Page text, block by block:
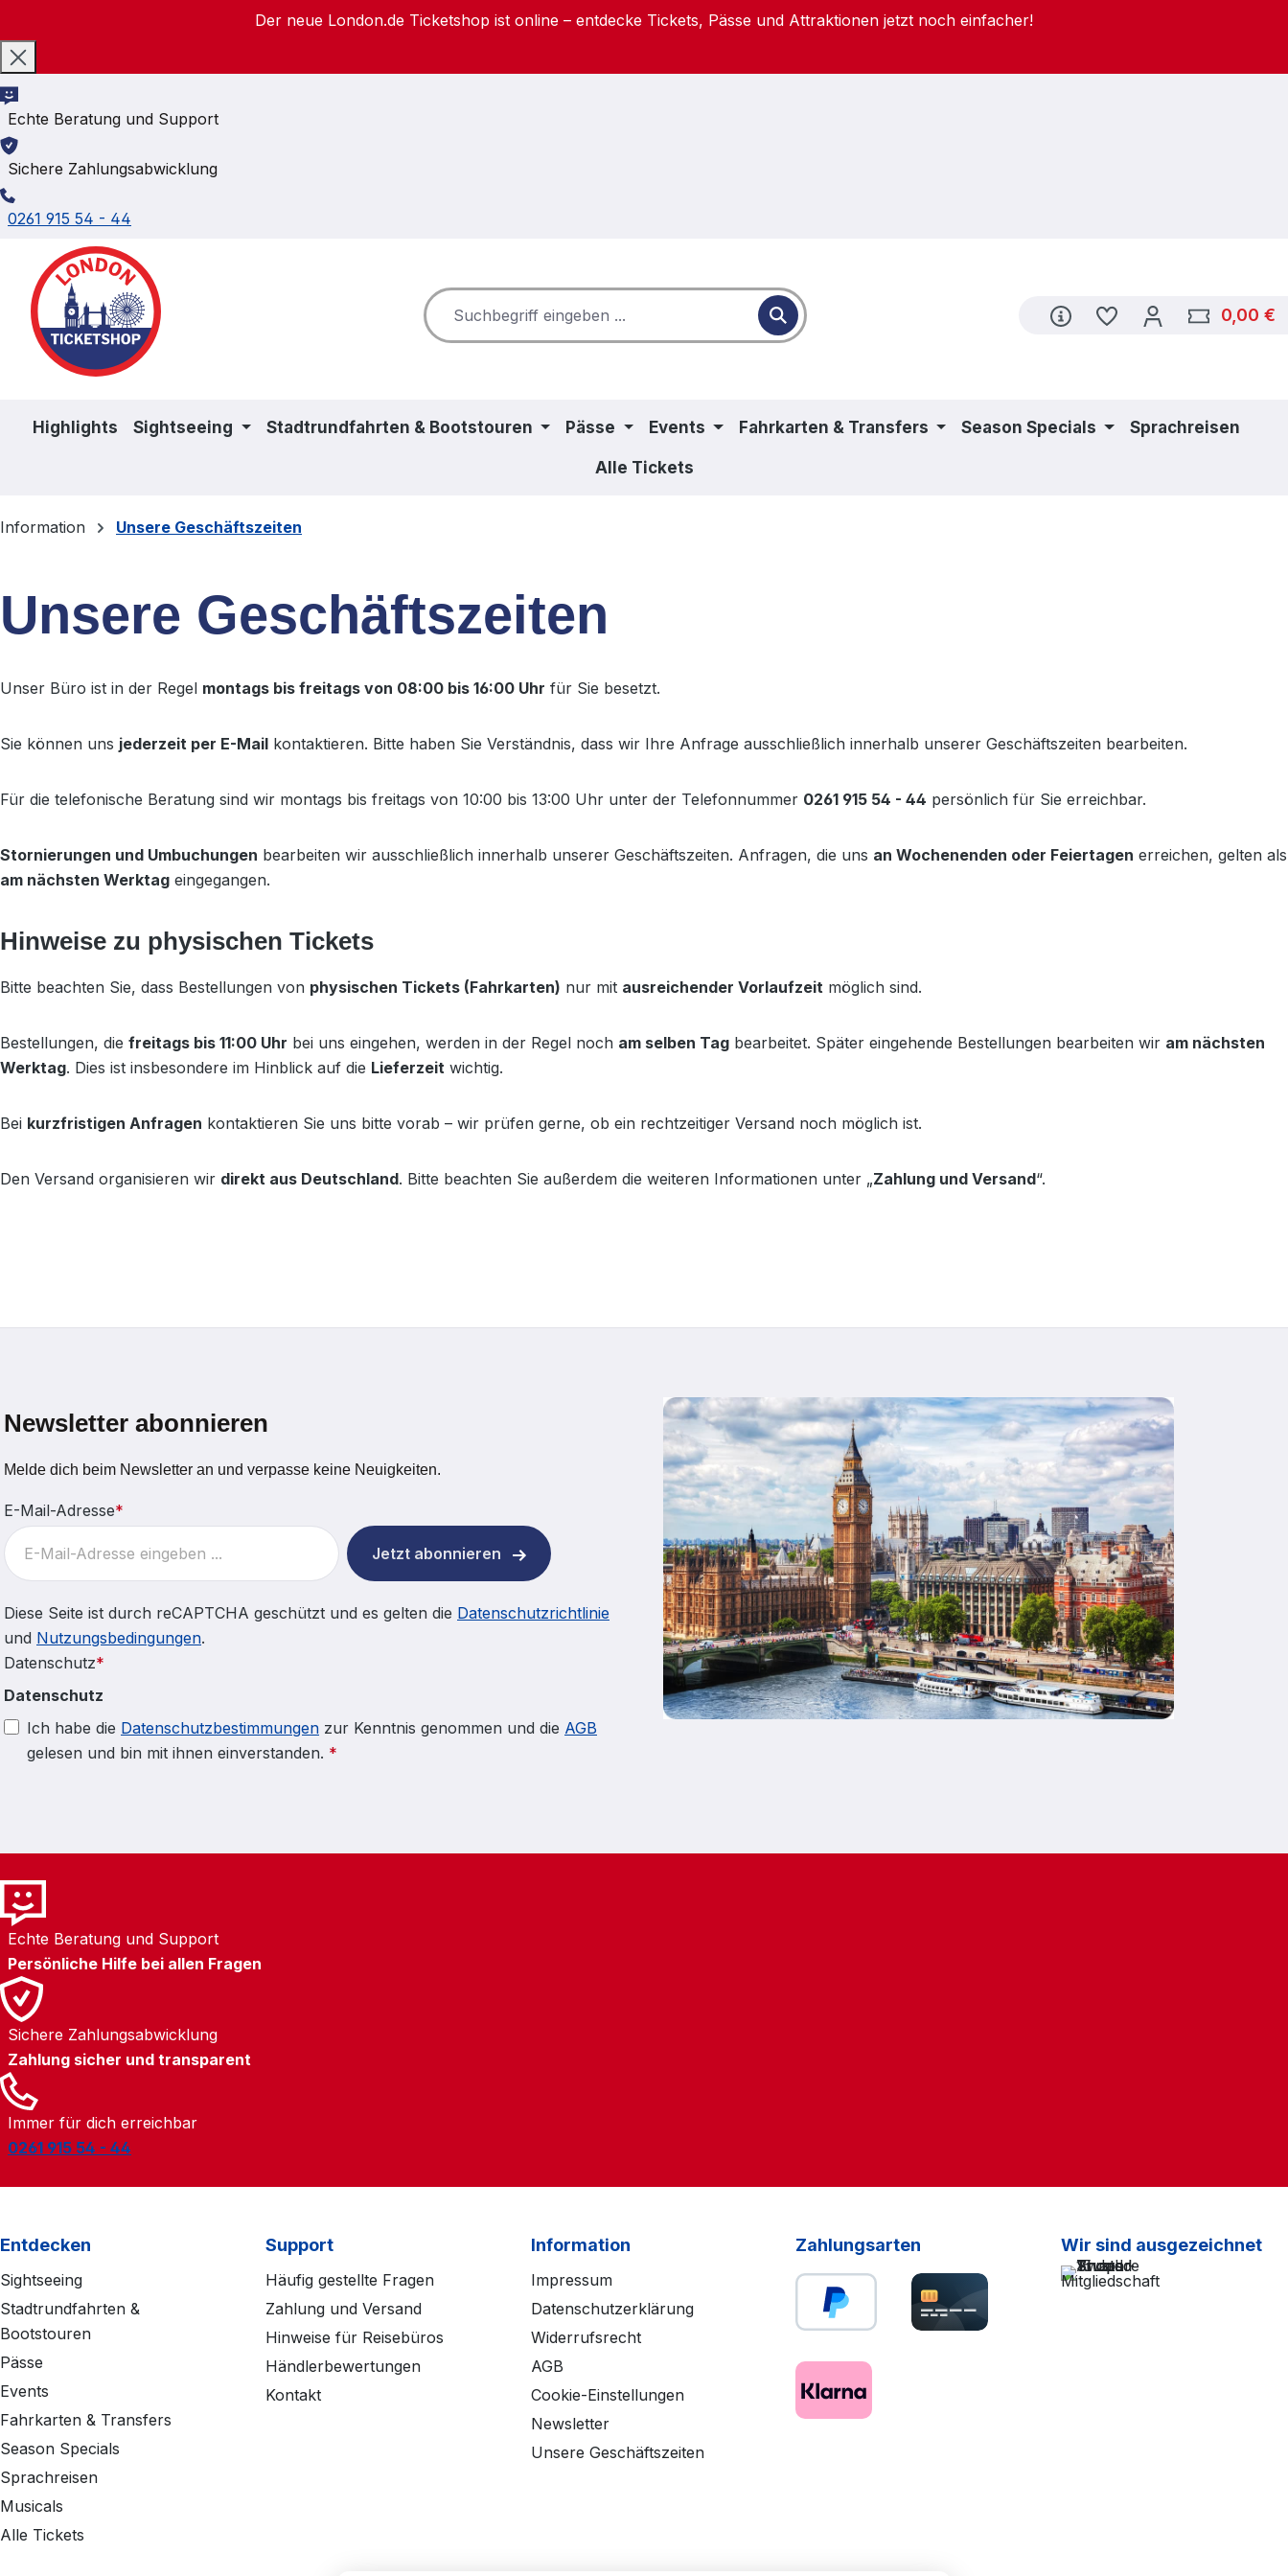
Der neue London.de Ticketshop ist online – entdecke Tickets, Pässe und Attraktionen jetzt noch einfacher!
Echte Beratung und Support
Sichere Zahlungsabwicklung
0261 915 54 - 44
Du hast 0 Produkte
0,00 €
Highlights Sightseeing Stadtrundfahrten & Bootstouren Pässe Events Fahrkarten & Transfers Season Specials Sprachreisen
Alle Tickets
Information Unsere Geschäftszeiten
Unsere Geschäftszeiten
Unser Büro ist in der Regel montags bis freitags von 08:00 bis 16:00 Uhr für Sie besetzt.
Sie können uns jederzeit per E-Mail kontaktieren. Bitte haben Sie Verständnis, dass wir Ihre Anfrage ausschließlich innerhalb unserer Geschäftszeiten bearbeiten.
Für die telefonische Beratung sind wir montags bis freitags von 10:00 bis 13:00 Uhr unter der Telefonnummer 0261 915 54 - 44 persönlich für Sie erreichbar.
Stornierungen und Umbuchungen bearbeiten wir ausschließlich innerhalb unserer Geschäftszeiten. Anfragen, die uns an Wochenenden oder Feiertagen erreichen, gelten als
am nächsten Werktag eingegangen.
Hinweise zu physischen Tickets
Bitte beachten Sie, dass Bestellungen von physischen Tickets (Fahrkarten) nur mit ausreichender Vorlaufzeit möglich sind.
Bestellungen, die freitags bis 11:00 Uhr bei uns eingehen, werden in der Regel noch am selben Tag bearbeitet. Später eingehende Bestellungen bearbeiten wir am nächsten
Werktag. Dies ist insbesondere im Hinblick auf die Lieferzeit wichtig.
Bei kurzfristigen Anfragen kontaktieren Sie uns bitte vorab – wir prüfen gerne, ob ein rechtzeitiger Versand noch möglich ist.
Den Versand organisieren wir direkt aus Deutschland. Bitte beachten Sie außerdem die weiteren Informationen unter „Zahlung und Versand“.
Newsletter abonnieren
Melde dich beim Newsletter an und verpasse keine Neuigkeiten.
E-Mail-Adresse*
Jetzt abonnieren
Diese Seite ist durch reCAPTCHA geschützt und es gelten die Datenschutzrichtlinie
und Nutzungsbedingungen.
Datenschutz*
Datenschutz
Ich habe die Datenschutzbestimmungen zur Kenntnis genommen und die AGB
gelesen und bin mit ihnen einverstanden. *
Echte Beratung und Support
Persönliche Hilfe bei allen Fragen
Sichere Zahlungsabwicklung
Zahlung sicher und transparent
Immer für dich erreichbar
0261 915 54 - 44
Entdecken
Sightseeing
Stadtrundfahrten &
Bootstouren
Pässe
Events
Fahrkarten & Transfers
Season Specials
Sprachreisen
Musicals
Alle Tickets
Support
Häufig gestellte Fragen
Zahlung und Versand
Hinweise für Reisebüros
Händlerbewertungen
Kontakt
Information
Impressum
Datenschutzerklärung
Widerrufsrecht
AGB
Cookie-Einstellungen
Newsletter
Unsere Geschäftszeiten
Zahlungsarten Wir sind ausgezeichnet